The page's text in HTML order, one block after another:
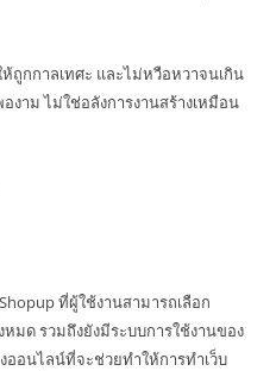
ถูกกาลเทศะ และไม่หวือหวาจนเกิน
งาม ไม่ใช่อลังการงานสร้างเหมือน
ที่ผู้ใช้งานสามารถเลือก
หมด รวมถึงยังมีระบบการใช้งานของ
ออนไลน์ที่จะช่วยทำให้การทำเว็บ